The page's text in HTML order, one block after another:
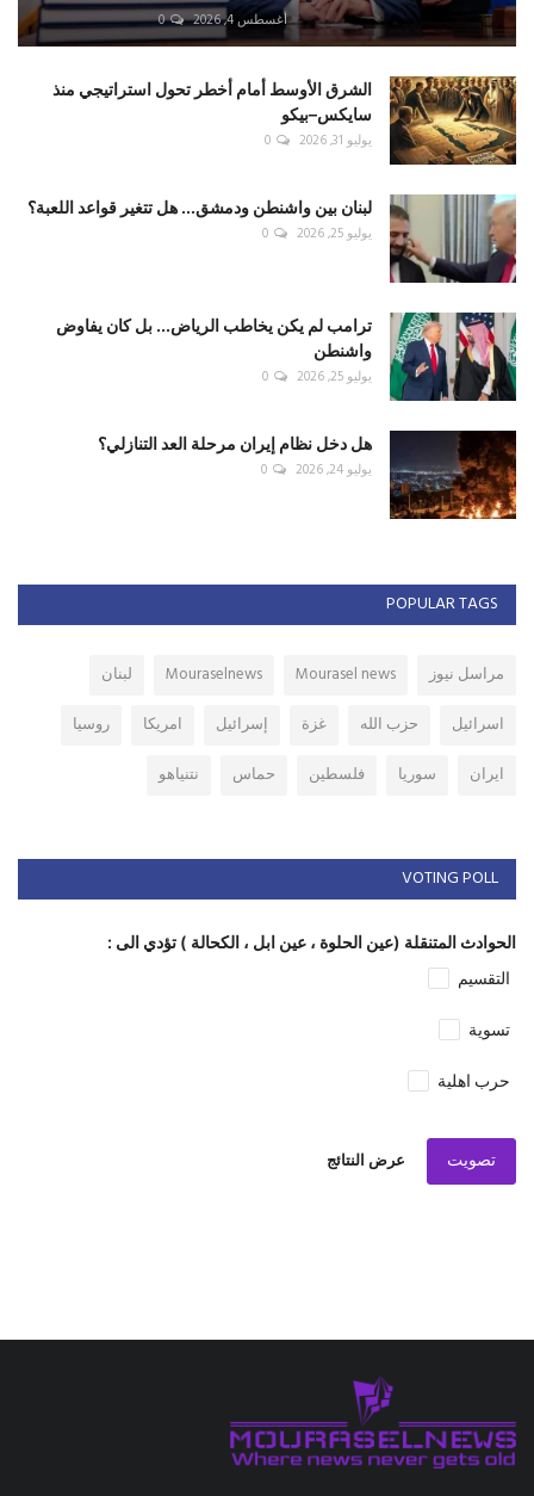
أغسطس 4, 2026 0
الشرق الأوسط أمام أخطر تحول استراتيجي منذ
سايكس–بيكو
يوليو 31, 2026 0
لبنان بين واشنطن ودمشق... هل تتغير قواعد اللعبة؟
يوليو 25, 2026 0
ترامب لم يكن يخاطب الرياض... بل كان يفاوض
واشنطن
يوليو 25, 2026 0
هل دخل نظام إيران مرحلة العد التنازلي؟
يوليو 24, 2026 0
POPULAR TAGS
مراسل نيوز Mourasel news
Mouraselnews
لبنان
اسرائيل
حزب الله غزة إسرائيل امريكا
روسيا
ايران
سوريا فلسطين حماس نتنياهو
VOTING POLL
الحوادث المتنقلة (عين الحلوة ، عين ابل ، الكحالة ) تؤدي الى :
التقسيم
تسوية
حرب اهلية
تصويت عرض النتائج